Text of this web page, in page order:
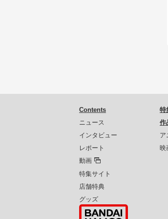
Contents
ニュース
インタビュー
レポート
動画
特集サイト
店舗特典
グッズ
特
作
ア
映